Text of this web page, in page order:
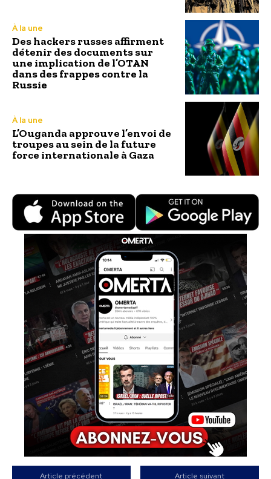
À la une
Des hackers russes affirment
détenir des documents sur
une implication de l’OTAN
dans des frappes contre la
Russie
À la une
L’Ouganda approuve l’envoi de
troupes au sein de la future
force internationale à Gaza
Article précédent Article suivant